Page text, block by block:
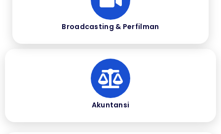
Broadcasting & Perfilman
Akuntansi